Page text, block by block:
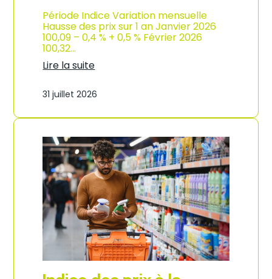
o
n
e
’
m
p
r
t
a
t
i
o
n
d
e
l
’
i
n
d
Période Indice Variation mensuelle
Hausse des prix sur 1 an Janvier 2026
100,09 – 0,4 % + 0,5 % Février 2026
100,32…
Lire la suite
n
i
e
d
e
s
r
i
x
à
l
a
c
o
31 juillet 2026